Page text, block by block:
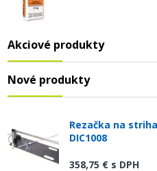
Akciové produkty
Nové produkty
Rezačka na
DIC1008
358,75 € s DPH